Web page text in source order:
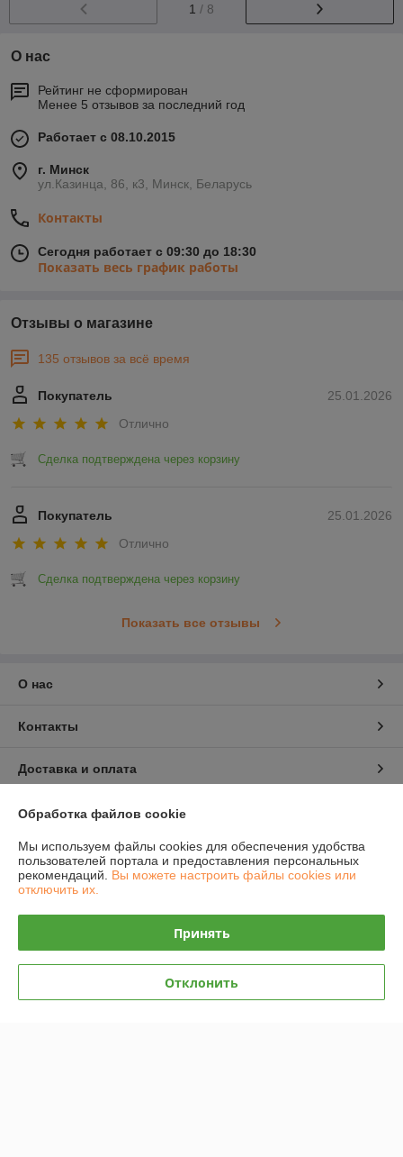
1 / 8
О нас
Рейтинг не сформирован
Менее 5 отзывов за последний год
Работает с 08.10.2015
г. Минск
ул.Казинца, 86, к3, Минск, Беларусь
Контакты
Сегодня работает с 09:30 до 18:30
Показать весь график работы
Отзывы о магазине
135 отзывов за всё время
25.01.2026
Покупатель
Отлично
Сделка подтверждена через корзину
25.01.2026
Покупатель
Отлично
Сделка подтверждена через корзину
Показать все отзывы
О нас
Контакты
Доставка и оплата
График работы
Полная версия сайта
Политика обработки cookies
Сайт создан на платформе Deal.by
Обработка файлов cookie
Мы используем файлы cookies для обеспечения удобства
пользователей портала и предоставления персональных
рекомендаций. Вы можете настроить файлы cookies или
отключить их.
Принять
Отклонить